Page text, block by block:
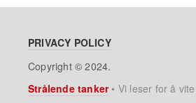
PRIVACY POLICY
Copyright © 2024.
Strålende tanker• Vi leser for å